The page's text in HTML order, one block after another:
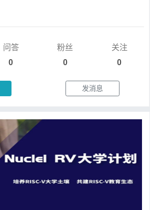
问答
0
粉丝
0
关注
0
发消息